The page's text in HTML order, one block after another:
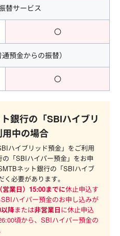
替サービス
〇
預金からの振替）
〇
銀行の「SBIハイブリ
中の場合
ハイブリッド預金」をご利用
「SBIハイパー預金」をお申
ネット銀行の「SBIハイブ
必要があります。
営業日）15:00までに休止申込す
ハイパー預金のお申し込みが
降または非営業日に休止申込
頃から、SBIハイパー預金の